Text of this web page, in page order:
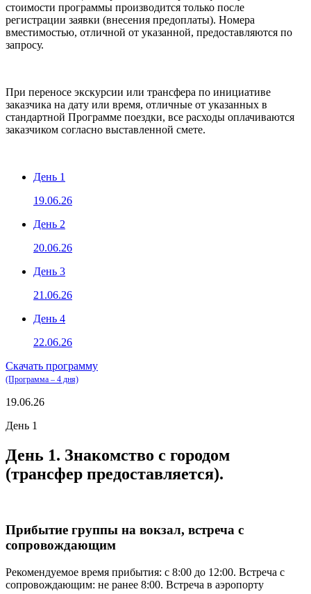
стоимости программы производится только после
регистрации заявки (внесения предоплаты). Номера
вместимостью, отличной от указанной, предоставляются по
запросу.
При переносе экскурсии или трансфера по инициативе
заказчика на дату или время, отличные от указанных в
стандартной Программе поездки, все расходы оплачиваются
заказчиком согласно выставленной смете.
День 1
19.06.26
День 2
20.06.26
День 3
21.06.26
День 4
22.06.26
Скачать программу
(Программа – 4 дня)
19.06.26
День 1
День 1. Знакомство с городом
(трансфер предоставляется).
Прибытие группы на вокзал, встреча с
сопровождающим
Рекомендуемое время прибытия: с 8:00 до 12:00. Встреча с
сопровождающим: не ранее 8:00. Встреча в аэропорту